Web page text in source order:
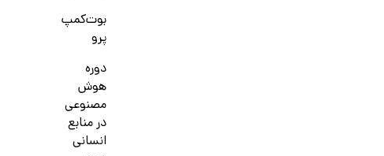
بوت‌کمپ
پرو
دوره
هوش
مصنوعی
در منابع
انسانی